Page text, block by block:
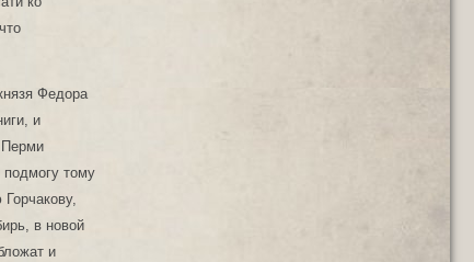
Федора
и
Перми
подмогу тому
в новой
и